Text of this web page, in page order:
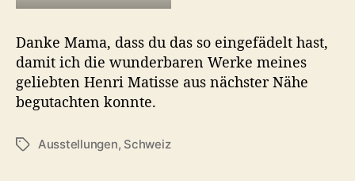
Danke Mama, dass du das so eingefädelt hast,
damit ich die wunderbaren Werke meines
geliebten Henri Matisse aus nächster Nähe
begutachten konnte.
S
Ausstellungen, Schweiz